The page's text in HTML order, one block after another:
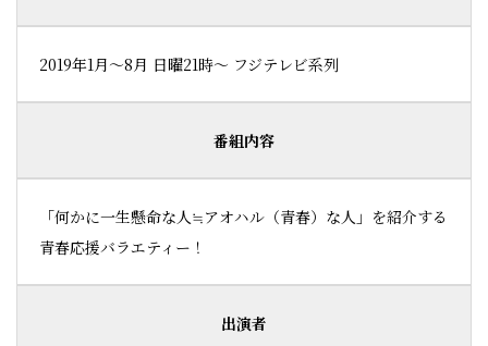
2019年1月〜8月 日曜21時〜 フジテレビ系列
番組内容
「何かに一生懸命な人≒アオハル（青春）な人」を紹介する
青春応援バラエティー！
出演者